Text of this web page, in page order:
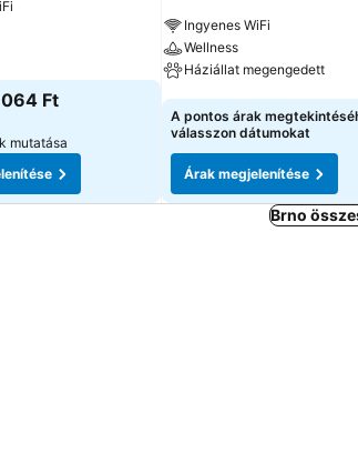
Ft
mutatása
Ingyenes WiFi
Wellness
Háziállat megengedett
Árak megjelenítése
A pontos árak
válasszon dátumokat
Árak megjelenítése
Brno